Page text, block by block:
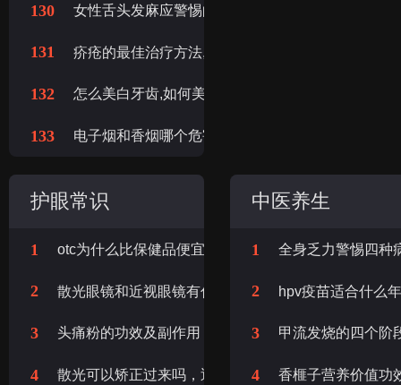
130 女性舌头发麻应警惕的病
131 疥疮的最佳治疗方法,疥疮怎么治疗
132 怎么美白牙齿,如何美白牙齿,美白牙齿的方法
133 电子烟和香烟哪个危害大,电子烟和香烟的危害哪个
护眼常识
1 otc为什么比保健品便宜，otc怎么比保健品便宜
2 散光眼镜和近视眼镜有什么区别，散光眼镜和近视眼
3 头痛粉的功效及副作用，头痛粉的作用与功效
4 散光可以矫正过来吗，近视散光可以矫正过来吗
中医养生
1 全身乏力警惕四种
2 hpv疫苗适合什么
3 甲流发烧的四个阶
4 香榧子营养价值功